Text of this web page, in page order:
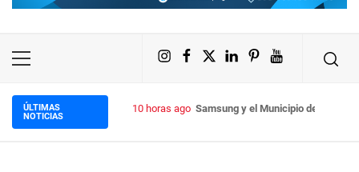
Primary
Instagram
Facebook
X LinkedIn
PinterestYouTube
ÚLTIMAS
NOTICIAS
10 horas ago Samsung y el Municipio de Tafí